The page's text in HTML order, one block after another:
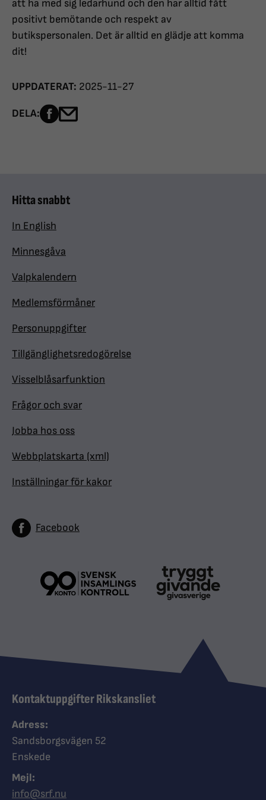
att ha med sig ledarhund och den har alltid fått
positivt bemötande och respekt av
butikspersonalen. Det är alltid en glädje att komma
dit!
UPPDATERAT: 2025-11-27
DELA: Dela sidan på Facebook
Dela sidan med e-post
Hitta snabbt
In English
Minnesgåva
Valpkalendern
Medlemsförmåner
Personuppgifter
Tillgänglighetsredogörelse
Visselblåsarfunktion
Frågor och svar
Jobba hos oss
Webbplatskarta (xml)
Inställningar för kakor
Facebook
Kontaktuppgifter Rikskansliet
Adress:
Sandsborgsvägen 52
Enskede
Mejl:
info@srf.nu